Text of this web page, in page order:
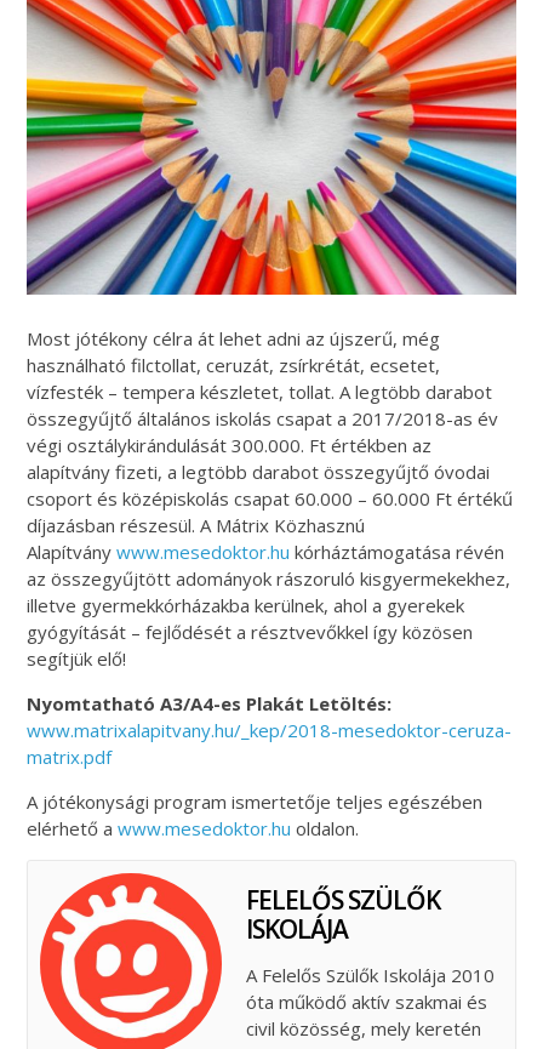
Most jótékony célra át lehet adni az újszerű, még
használható filctollat, ceruzát, zsírkrétát, ecsetet,
vízfesték – tempera készletet, tollat. A legtöbb darabot
összegyűjtő általános iskolás csapat a 2017/2018-as év
végi osztálykirándulását 300.000. Ft értékben az
alapítvány fizeti, a legtöbb darabot összegyűjtő óvodai
csoport és középiskolás csapat 60.000 – 60.000 Ft értékű
díjazásban részesül. A Mátrix Közhasznú
Alapítványwww.mesedoktor.hu kórháztámogatása révén
az összegyűjtött adományok rászoruló kisgyermekekhez,
illetve gyermekkórházakba kerülnek, ahol a gyerekek
gyógyítását – fejlődését a résztvevőkkel így közösen
segítjük elő!
Nyomtatható A3/A4-es Plakát Letöltés:
www.matrixalapitvany.hu/_kep/2018-mesedoktor-ceruza-
matrix.pdf
A jótékonysági program ismertetője teljes egészében
elérhető awww.mesedoktor.hu oldalon.
FELELŐS SZÜLŐK
ISKOLÁJA
A Felelős Szülők Iskolája 2010
óta működő aktív szakmai és
civil közösség, mely keretén